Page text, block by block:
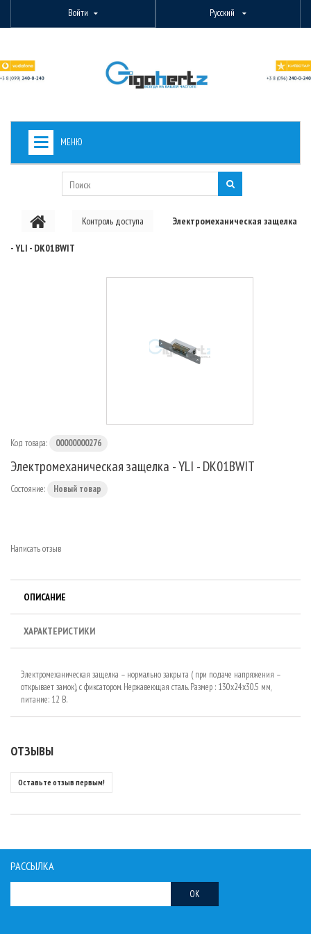
Войти Русский
МЕНЮ
+
PON ОБОРУДОВАНИЕ
Контроль доступа Электромеханическая защелка
- YLI - DK01BWIT
Код товара: 00000000276
Электромеханическая защелка - YLI - DK01BWIT
Состояние: Новый товар
Написать отзыв
ОПИСАНИЕ
ХАРАКТЕРИСТИКИ
Электромеханическая защелка – нормально закрыта ( при подаче напряжения –
открывает замок), с фиксатором. Нержавеющая сталь. Размер : 130x24x30.5 мм,
питание: 12 В.
ОТЗЫВЫ
Оставьте отзыв первым!
РАССЫЛКА
OK